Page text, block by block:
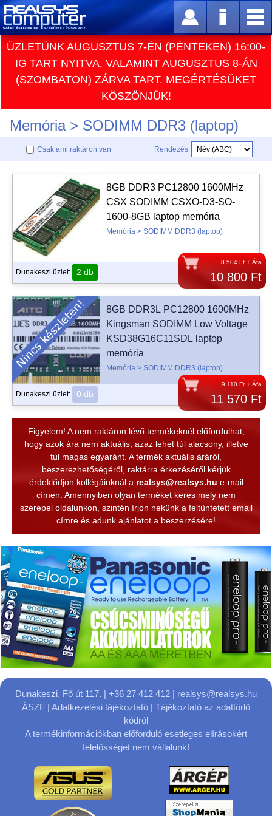
ÜZLETÜNK AUGUSZTUS 7-ÉN (PÉNTEKEN) 16:00-
IG TART NYITVA, VALAMINT AUGUSZTUS 8-ÁN
(SZOMBATON) ZÁRVA TART. MEGÉRTÉSÜKET
KÖSZÖNJÜK!
Memória > SODIMM DDR3 (laptop)
Csak ami raktáron van Rendezés
8 504 Ft + Áfa
10 800 Ft
8GB DDR3 PC12800 1600MHz
CSX SODIMM CSXO-D3-SO-
1600-8GB laptop memória
Memória > SODIMM DDR3 (laptop)
Dunakeszi üzlet: 2 db
9 110 Ft + Áfa
11 570 Ft
8GB DDR3L PC12800 1600MHz
Kingsman SODIMM Low Voltage
KSD38G16C11SDL laptop
memória
Memória > SODIMM DDR3 (laptop)
Dunakeszi üzlet: 0 db
Figyelem! A nem raktáron lévő termékeknél előfordulhat,
hogy azok ára nem aktuális, azaz lehet túl alacsony, illetve
túl magas egyaránt. A termék aktuális áráról,
beszerezhetőségéről, raktárra érkezéséről kérjük
érdeklődjön kollégáinknál a realsys@realsys.hu e-mail
címen. Amennyiben olyan terméket keres mely nem
szerepel oldalunkon, szintén írjon nekünk a feltüntetett email
címre és adunk ajánlatot a beszerzésére!
Dunakeszi, Fő út 117. | +36 27 412 412 | realsys@realsys.hu
ÁSZF | Adatkezelési tájékoztató | Tájékoztató az adattörlő
kódról
A termékinformációkban előforduló esetleges elírásokért
felelősséget nem vállalunk!